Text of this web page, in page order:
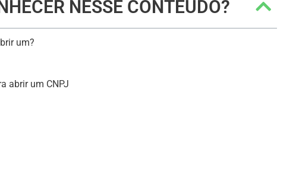
NESSE CONTEÚDO?
um?
abrir um CNPJ